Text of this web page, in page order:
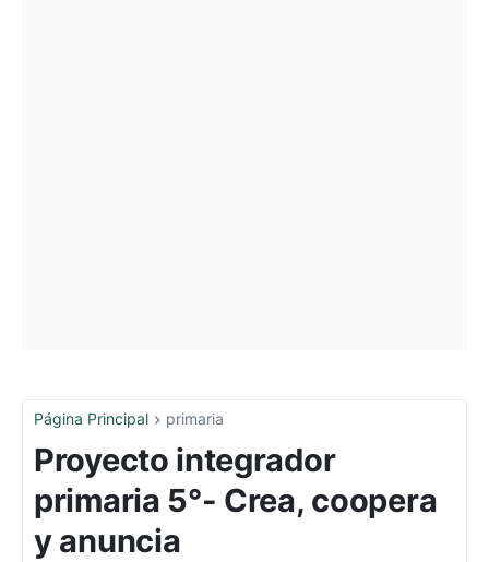
Página Principal primaria
Proyecto integrador
primaria 5°- Crea, coopera
y anuncia